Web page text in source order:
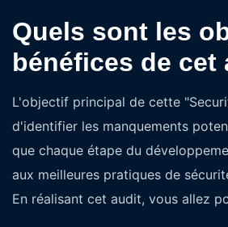
Quels sont les
bénéfices de cet
L'objectif principal de cette
d'identifier les manquements
que chaque étape du
aux meilleures pratiques de
En réalisant cet audit, vous allez